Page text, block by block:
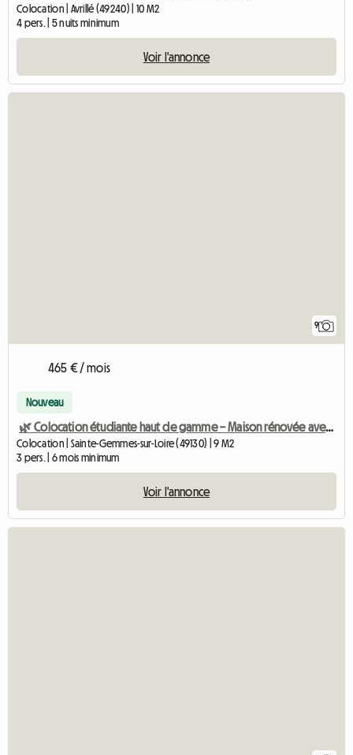
Colocation | Avrillé (49240) | 10 M2
4 pers. | 5 nuits minimum
Voir l'annonce
9
465 € / mois
Nouveau
🌿 Colocation étudiante haut de gamme – Maison rénovée avec jardin
Colocation | Sainte-Gemmes-sur-Loire (49130) | 9 M2
3 pers. | 6 mois minimum
Voir l'annonce